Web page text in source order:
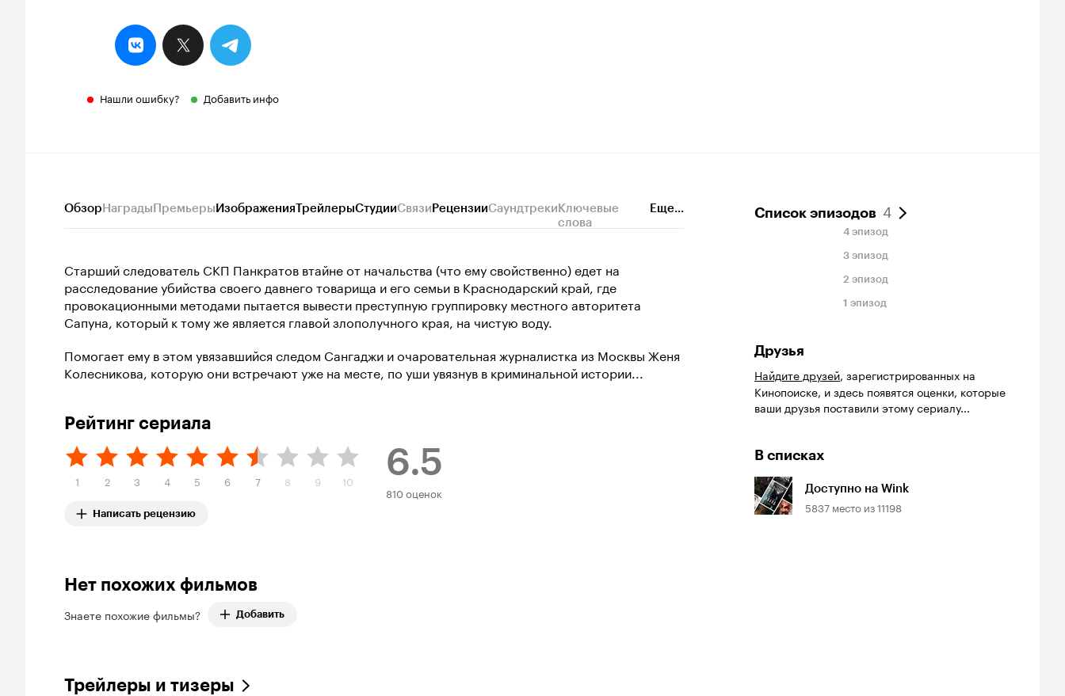
Нашли ошибку? Добавить инфо
ОбзорНаградыПремьерыИзображенияТрейлерыСтудииСвязиРецензииСаундтрекиКлючевые
слова
Еще...
Старший следователь СКП Панкратов втайне от начальства (что ему свойственно) едет на
расследование убийства своего давнего товарища и его семьи в Краснодарский край, где
провокационными методами пытается вывести преступную группировку местного авторитета
Сапуна, который к тому же является главой злополучного края, на чистую воду.
Помогает ему в этом увязавшийся следом Сангаджи и очаровательная журналистка из Москвы Женя
Колесникова, которую они встречают уже на месте, по уши увязнув в криминальной истории...
Рейтинг сериала
1 2 3 4 5 6 7 8 9 10
Написать рецензию
6.5
Рейтинг
810 оценок
Нет похожих фильмов
Знаете похожие фильмы? Добавить
Трейлеры и тизеры
Список эпизодов 4
4 эпизод
3 эпизод
2 эпизод
1 эпизод
Друзья
Найдите друзей, зарегистрированных на
Кинопоиске, и здесь появятся оценки, которые
ваши друзья поставили этому сериалу...
В списках
Доступно на Wink
5837 место из11198